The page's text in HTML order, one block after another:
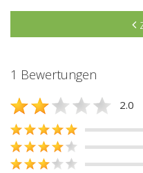
1 Bewertungen
2.0